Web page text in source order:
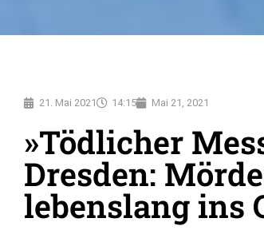
21. Mai 2021 14:15 Mai 21, 2021
»Tödlicher
Dresden:
lebenslang ins